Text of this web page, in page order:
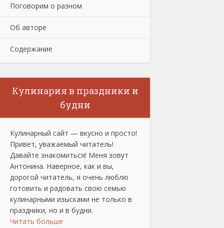
Поговорим о разном
Об авторе
Содержание
Кулинария в праздники и
будни
Кулинарный сайт — вкусно и просто!
Привет, уважаемый читатель!
Давайте знакомиться! Меня зовут
Антонина. Наверное, как и вы,
дорогой читатель, я очень люблю
готовить и радовать свою семью
кулинарными изысками не только в
праздники, но и в будни.
Читать больше